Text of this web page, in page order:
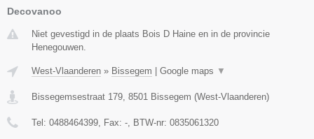
Decovanoo
Niet gevestigd in de plaats Bois D Haine en in de provincie
Henegouwen.
West-Vlaanderen » Bissegem Google maps ▼
Bissegemsestraat 179, 8501 Bissegem (West-Vlaanderen)
Tel: 0488464399, Fax: -, BTW-nr: 0835061320